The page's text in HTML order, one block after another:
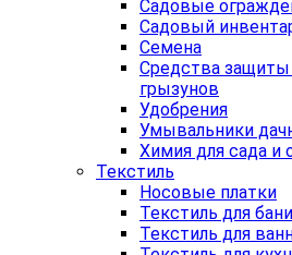
Садовые
Садовый
Семена
Средства
грызунов
Удобрения
Умывальники
Химия для сада и
Текстиль
Носовые платки
Текстиль для
Текстиль для